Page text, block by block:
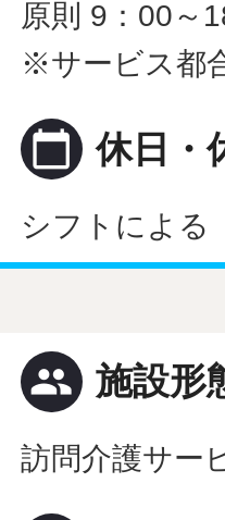
原則 9：00～
※サービス都
calendar_today 休日・
シフトによる
people 施設形
訪問介護サー